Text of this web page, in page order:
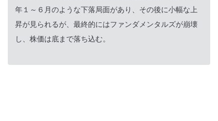
年１～６月のような下落局面があり、その後に小幅な上
昇が見られるが、最終的にはファンダメンタルズが崩壊
し、株価は底まで落ち込む。